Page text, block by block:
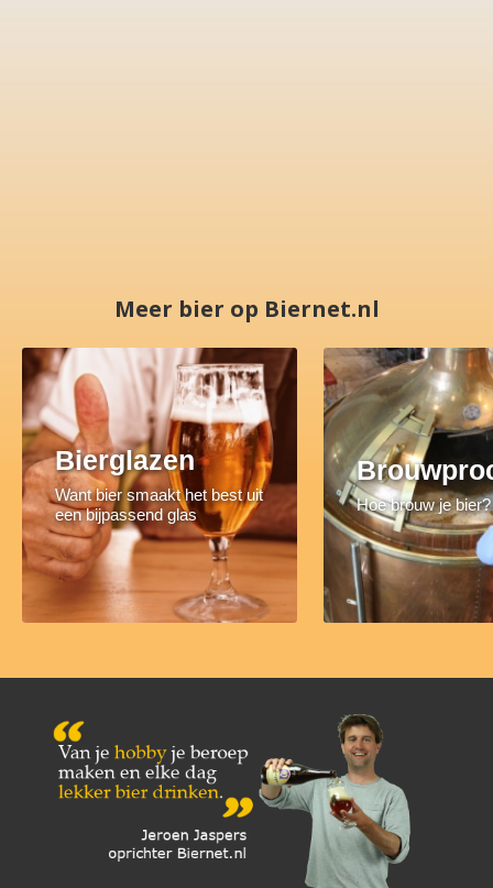
Meer bier op Biernet.nl
Bierglazen
Want bier smaakt het best uit
een bijpassend glas
Hoe brouw je bier?